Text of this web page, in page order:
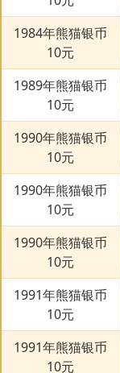
1984年熊猫银币
10元
1989年熊猫银币
10元
1990年熊猫银币
10元
1990年熊猫银币
10元
1990年熊猫银币
10元
1991年熊猫银币
10元
1991年熊猫银币
10元